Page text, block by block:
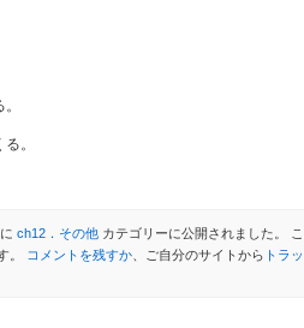
。
ch12．その他カテゴリーに公開されました。
。 コメントを残すか、ご自分のサイトから トラ